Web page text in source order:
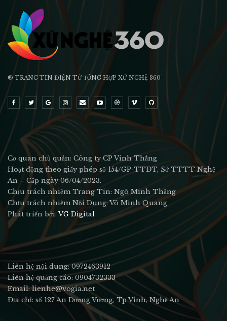
® TRANG TIN ĐIỆN TỬ ТỔNG HỢP XỨ NGHỆ 360
Cơ quan chủ quản: Công ty CP Vinh Thắng
Hoạt động theo giấy phép số 154/GP-TTĐT, Sở TTTT Nghệ
An – Cấp ngày 06/04/2023.
Chịu trách nhiệm Trang Tin: Ngô Minh Thắng
Chịu trách nhiệm Nội Dung: Võ Minh Quang
Phát triển bởi:VG Digital
Liên hệ nội dung: 0972463912
Liên hệ quảng cáo: 0904732333
Email: lienhe@vogia.net
Địa chỉ: số 127 An Dương Vương, Tp Vinh, Nghệ An